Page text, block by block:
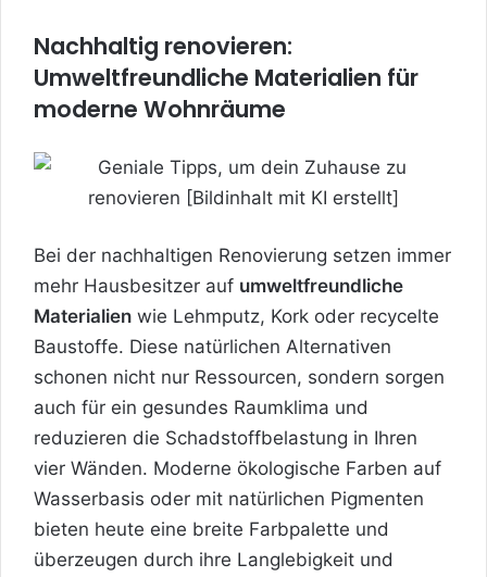
Nachhaltig renovieren:
Umweltfreundliche Materialien für
moderne Wohnräume
Bei der nachhaltigen Renovierung setzen immer
mehr Hausbesitzer auf umweltfreundliche
Materialien wie Lehmputz, Kork oder recycelte
Baustoffe. Diese natürlichen Alternativen
schonen nicht nur Ressourcen, sondern sorgen
auch für ein gesundes Raumklima und
reduzieren die Schadstoffbelastung in Ihren
vier Wänden. Moderne ökologische Farben auf
Wasserbasis oder mit natürlichen Pigmenten
bieten heute eine breite Farbpalette und
überzeugen durch ihre Langlebigkeit und